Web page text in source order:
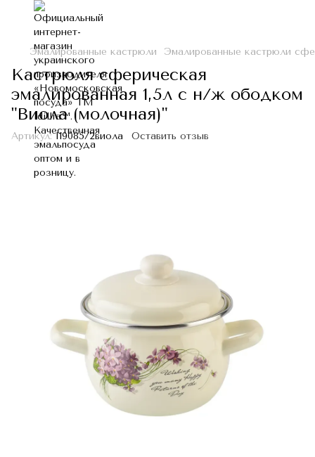
Эмалированные кастрюли Эмалированные кастрюли
Кастрюля сферическая
эмалированная 1,5л с н/ж ободком
"Виола (молочная)"
Артикул:I19085/2виола Оставить отзыв